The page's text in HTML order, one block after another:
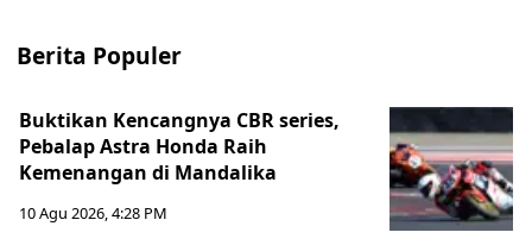
Berita Populer
Buktikan Kencangnya CBR series,
Pebalap Astra Honda Raih
Kemenangan di Mandalika
10 Agu 2026, 4:28 PM